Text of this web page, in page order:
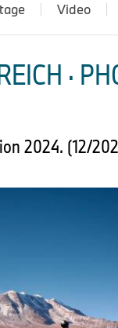
Video
·
2024. (12/